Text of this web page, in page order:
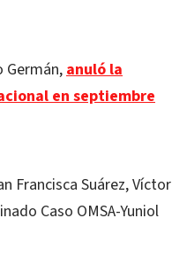
Germán,anuló la
en septiembre
Francisca Suárez, Víctor
Caso OMSA-Yuniol